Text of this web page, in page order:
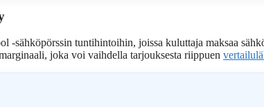
-sähköpörssin tuntihintoihin, joissa kuluttaja maksaa
joka voi vaihdella tarjouksesta riippuen